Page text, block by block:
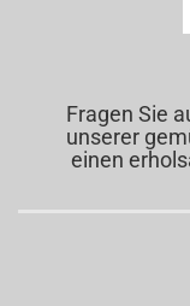
Fragen Sie
unserer
einen